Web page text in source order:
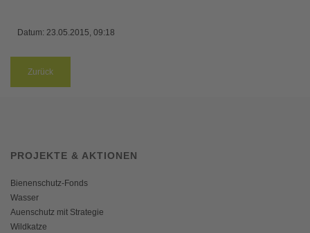
Datum: 23.05.2015, 09:18
Zurück
PROJEKTE & AKTIONEN
Bienenschutz-Fonds
Wasser
Auenschutz mit Strategie
Wildkatze